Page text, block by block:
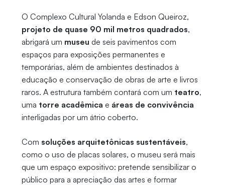
O Complexo Cultural Yolanda e Edson Queiroz,
projeto de quase 90 mil metros quadrados,
abrigará um museu de seis pavimentos com
espaços para exposições permanentes e
temporárias, além de ambientes destinados à
educação e conservação de obras de arte e livros
raros. A estrutura também contará com um teatro,
uma torre acadêmica e áreas de convivência
interligadas por um átrio coberto.
Com soluções arquitetônicas sustentáveis,
como o uso de placas solares, o museu será mais
que um espaço expositivo: pretende sensibilizar o
público para a apreciação das artes e formar